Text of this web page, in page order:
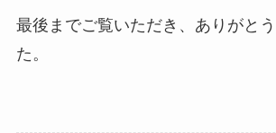
最後までご覧いただき、ありがと
た。